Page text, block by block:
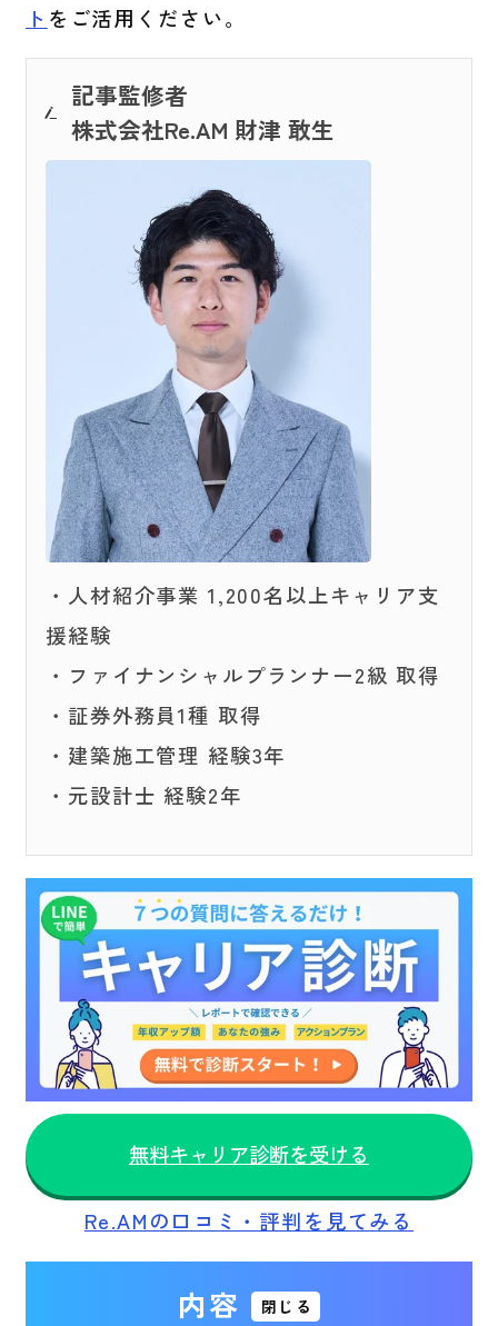
ト をご活用ください。
記事監修者
株式会社Re.AM 財津 敢生
・人材紹介事業 1,200名以上キャリア支
援経験
・ファイナンシャルプランナー2級 取得
・証券外務員1種 取得
・建築施工管理 経験3年
・元設計士 経験2年
無料キャリア診断を受ける
Re.AMの口コミ・評判を見てみる
内容 閉じる